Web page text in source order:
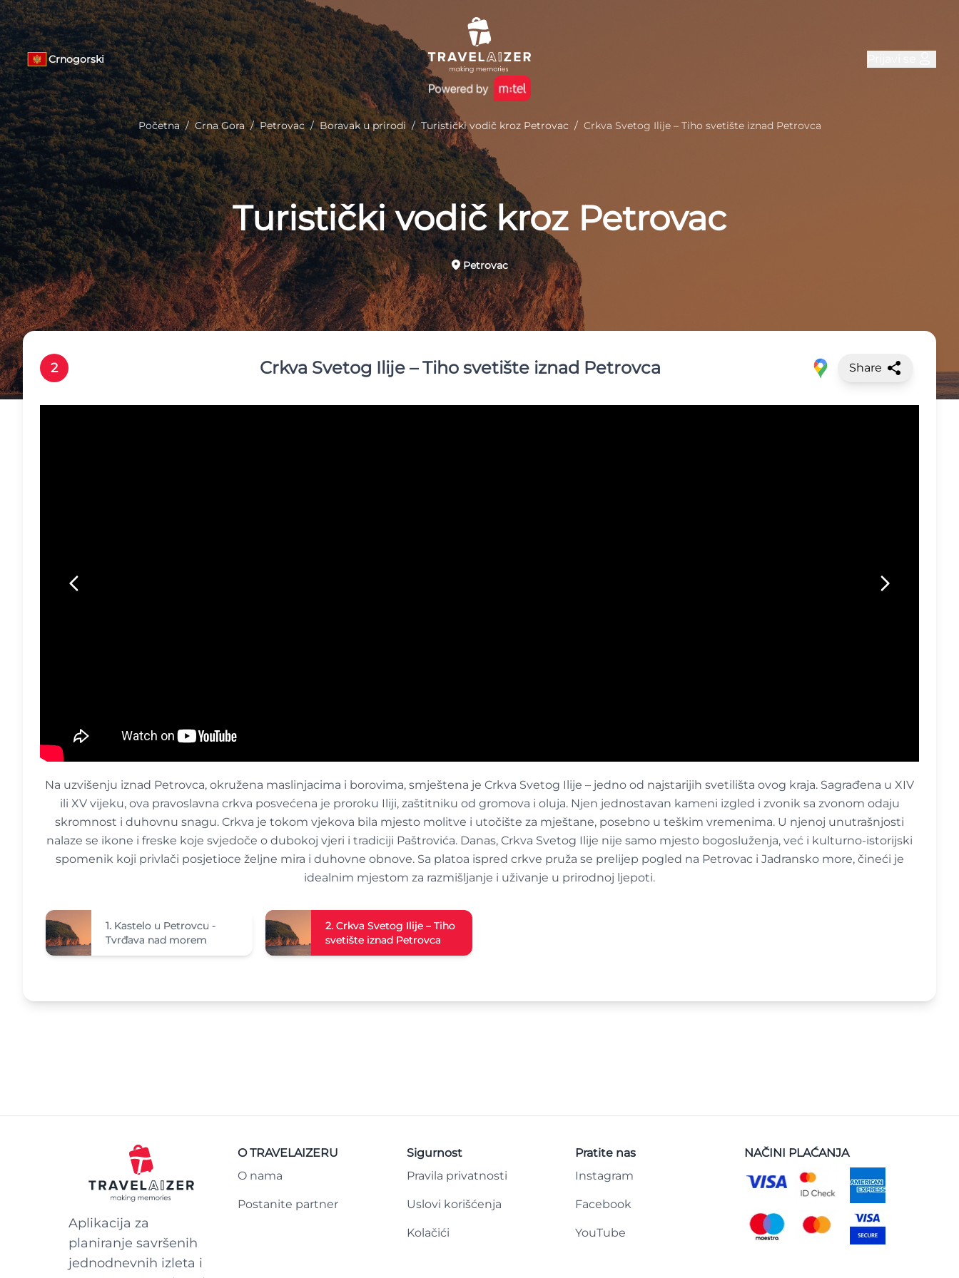
Crnogorski
Početna / Crna Gora / Petrovac / Boravak u prirodi / Turistički vodič kroz Petrovac / Crkva Svetog Ilije – Tiho svetište iznad Petrovca
Turistički vodič kroz Petrovac
Petrovac
2 Crkva Svetog Ilije – Tiho svetište iznad Petrovca Share
Na uzvišenju iznad Petrovca, okružena maslinjacima i borovima, smještena je Crkva Svetog Ilije – jedno od najstarijih svetilišta ovog kraja. Sagrađena u XIV
ili XV vijeku, ova pravoslavna crkva posvećena je proroku Iliji, zaštitniku od gromova i oluja. Njen jednostavan kameni izgled i zvonik sa zvonom odaju
skromnost i duhovnu snagu. Crkva je tokom vjekova bila mjesto molitve i utočište za mještane, posebno u teškim vremenima. U njenoj unutrašnjosti
nalaze se ikone i freske koje svjedoče o dubokoj vjeri i tradiciji Paštrovića. Danas, Crkva Svetog Ilije nije samo mjesto bogosluženja, već i kulturno-istorijski
spomenik koji privlači posjetioce željne mira i duhovne obnove. Sa platoa ispred crkve pruža se prelijep pogled na Petrovac i Jadransko more, čineći je
idealnim mjestom za razmišljanje i uživanje u prirodnoj ljepoti.
1. Kastelo u Petrovcu -
Tvrđava nad morem
2. Crkva Svetog Ilije – Tiho
svetište iznad Petrovca
Aplikacija za
planiranje savršenih
jednodnevnih izleta i
O TRAVELAIZERU
O nama
Postanite partner
Sigurnost
Pravila privatnosti
Uslovi korišćenja
Kolačići
Pratite nas
Instagram
Facebook
YouTube
NAČINI PLAĆANJA